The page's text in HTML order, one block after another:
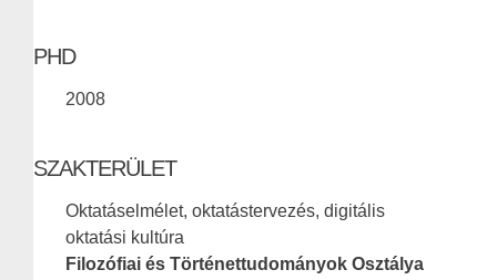
PHD
2008
SZAKTERÜLET
Oktatáselmélet, oktatástervezés, digitális
oktatási kultúra
Filozófiai és Történettudományok Osztálya